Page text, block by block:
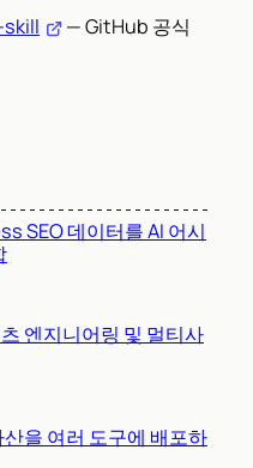
— GitHub 공식
SEO 데이터를 AI 어시
엔지니어링 및 멀티사
을 여러 도구에 배포하